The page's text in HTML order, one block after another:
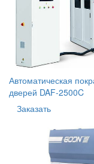
Автоматическая
дверей DAF-2500C
Заказать